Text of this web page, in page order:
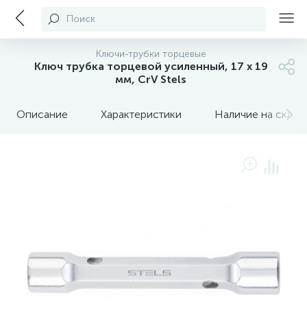
Поиск
Ключи-трубки торцевые
Ключ трубка торцевой усиленный, 17 х 19
мм, CrV Stels
Описание Характеристики Наличие на